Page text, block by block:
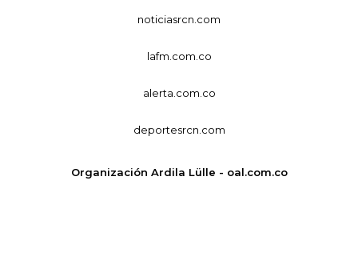
noticiasrcn.com
lafm.com.co
alerta.com.co
deportesrcn.com
Organización Ardila Lülle - oal.com.co